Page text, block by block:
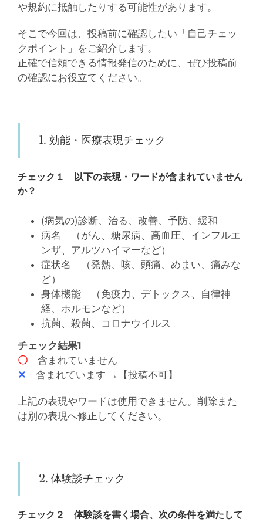
や規約に抵触したりする可能性があります。
そこで今回は、投稿前に確認したい「自己チェッ
クポイント」をご紹介します。
正確で信頼できる情報発信のために、ぜひ投稿前
の確認にお役立てください。
1. 効能・医療表現チェック
チェック１ 以下の表現・ワードが含まれていません
か？
(病気の)診断、治る、改善、予防、緩和
病名 （がん、糖尿病、高血圧、インフルエ
ンザ、アルツハイマーなど）
症状名 （発熱、咳、頭痛、めまい、痛みな
ど）
身体機能 （免疫力、デトックス、自律神
経、ホルモンなど）
抗菌、殺菌、コロナウイルス
チェック結果1
〇含まれていません
✕ 含まれています →【投稿不可】
上記の表現やワードは使用できません。削除また
は別の表現へ修正してください。
2. 体験談チェック
チェック２ 体験談を書く場合、次の条件を満たして